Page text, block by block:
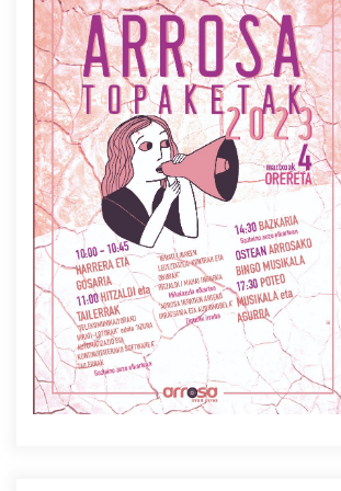
Azaroak 6 Iurretan Arrosa
sarearen IX. topaketak
2021/10/04
Berria egunkarian
elkarrizketa Arrosaren 20
urteez
2021/07/06
Arrosaren laburpen bideoa
Hamaika Telebistaren eskutik
2021/06/30